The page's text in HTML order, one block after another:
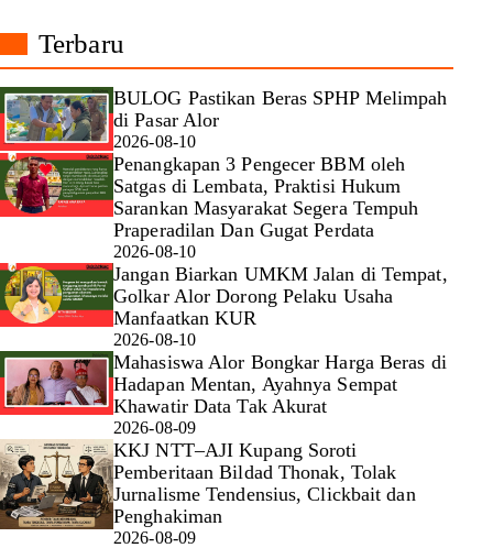
Terbaru
BULOG Pastikan Beras SPHP Melimpah
di Pasar Alor
2026-08-10
Penangkapan 3 Pengecer BBM oleh
Satgas di Lembata, Praktisi Hukum
Sarankan Masyarakat Segera Tempuh
Praperadilan Dan Gugat Perdata
2026-08-10
Jangan Biarkan UMKM Jalan di Tempat,
Golkar Alor Dorong Pelaku Usaha
Manfaatkan KUR
2026-08-10
Mahasiswa Alor Bongkar Harga Beras di
Hadapan Mentan, Ayahnya Sempat
Khawatir Data Tak Akurat
2026-08-09
KKJ NTT–AJI Kupang Soroti
Pemberitaan Bildad Thonak, Tolak
Jurnalisme Tendensius, Clickbait dan
Penghakiman
2026-08-09